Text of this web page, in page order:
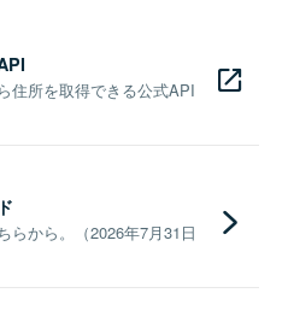
住所を取得できる公式API
らから。（2026年7月31日